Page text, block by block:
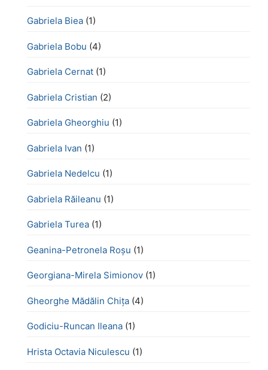
Gabriela Biea (1)
Gabriela Bobu (4)
Gabriela Cernat (1)
Gabriela Cristian (2)
Gabriela Gheorghiu (1)
Gabriela Ivan (1)
Gabriela Nedelcu (1)
Gabriela Răileanu (1)
Gabriela Turea (1)
Geanina-Petronela Roșu (1)
Georgiana-Mirela Simionov (1)
Gheorghe Mădălin Chiţa (4)
Godiciu-Runcan Ileana (1)
Hrista Octavia Niculescu (1)